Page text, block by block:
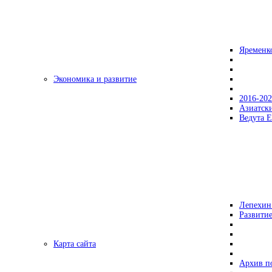
Экономика и развитие
2016-
Ведута
Карта сайта
Архив